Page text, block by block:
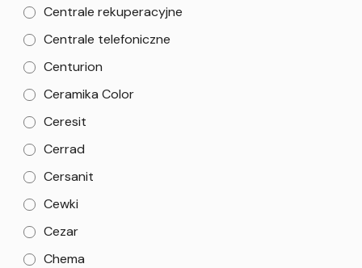
Centrale rekuperacyjne
Centrale telefoniczne
Centurion
Ceramika Color
Ceresit
Cerrad
Cersanit
Cewki
Cezar
Chema